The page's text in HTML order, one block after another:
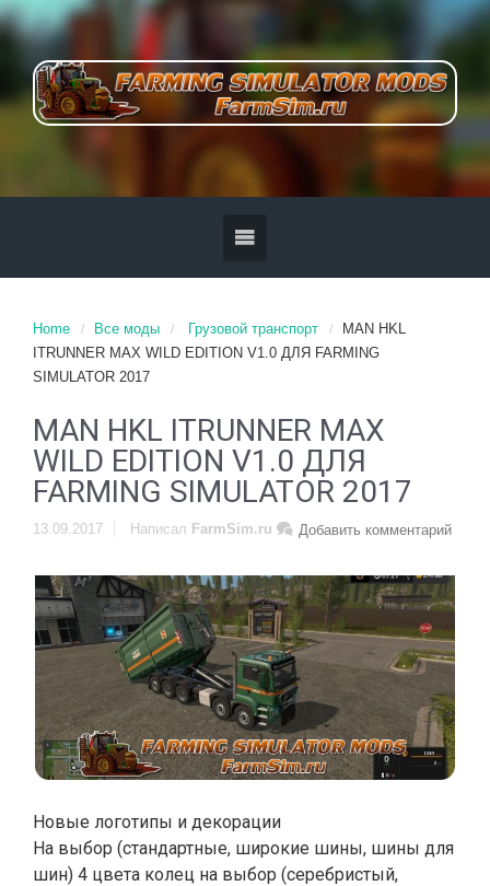
Home Все моды Грузовой транспорт
MAN HKL
ITRUNNER MAX WILD EDITION V1.0 ДЛЯ FARMING
SIMULATOR 2017
MAN HKL ITRUNNER MAX
WILD EDITION V1.0 ДЛЯ
FARMING SIMULATOR 2017
13.09.2017 Добавить комментарий
Написал FarmSim.ru
Новые логотипы и декорации
На выбор (стандартные, широкие шины, шины для
шин) 4 цвета колец на выбор (серебристый,